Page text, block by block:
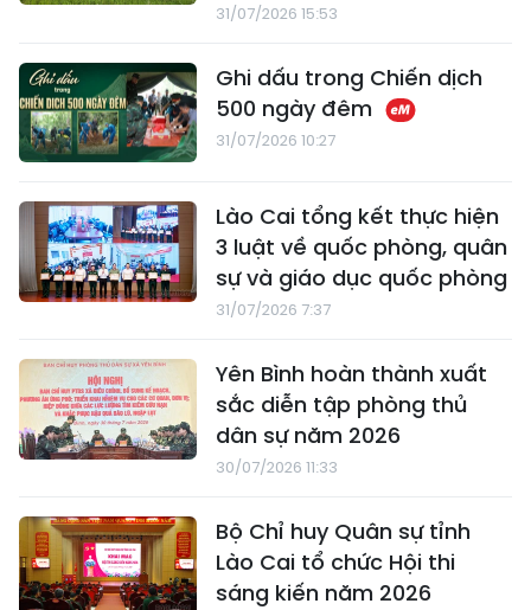
31/07/2026 15:53
Ghi dấu trong Chiến dịch
500 ngày đêm
31/07/2026 10:27
Lào Cai tổng kết thực hiện
3 luật về quốc phòng, quân
sự và giáo dục quốc phòng
31/07/2026 7:37
Yên Bình hoàn thành xuất
sắc diễn tập phòng thủ
dân sự năm 2026
30/07/2026 11:33
Bộ Chỉ huy Quân sự tỉnh
Lào Cai tổ chức Hội thi
sáng kiến năm 2026